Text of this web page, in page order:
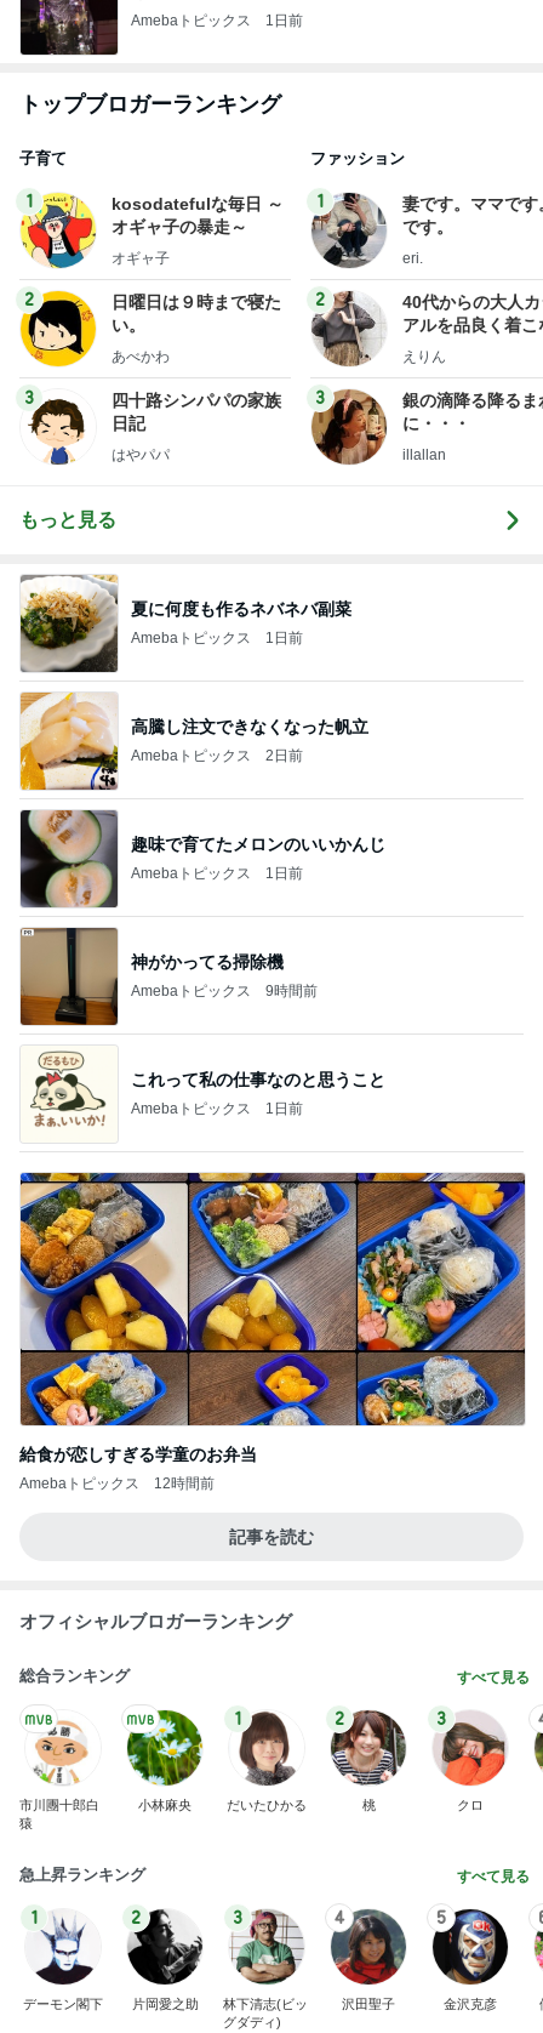
Amebaトピックス 1日前
トップブロガーランキング
子育て
1
kosodatefulな毎日 ～
オギャ子の暴走～
オギャ子
2
日曜日は９時まで寝た
い。
あべかわ
3
四十路シンパパの家族
日記
はやパパ
ファッション
1
妻です。ママです
です。
eri.
2
40代からの大人
アルを品良く着こ
ファッションブロ
えりん
3
銀の滴降る降るま
に・・・
illallan
もっと見る
夏に何度も作るネバネバ副菜
Amebaトピックス 1日前
高騰し注文できなくなった帆立
Amebaトピックス 2日前
趣味で育てたメロンのいいかんじ
Amebaトピックス 1日前
神がかってる掃除機
Amebaトピックス 9時間前
これって私の仕事なのと思うこと
Amebaトピックス 1日前
給食が恋しすぎる学童のお弁当
Amebaトピックス 12時間前
記事を読む
オフィシャルブロガーランキング
総合ランキング すべて見る
市川團十郎白
猿
小林麻央
1
だいたひかる
2
桃
3
クロ
急上昇ランキング すべて見る
1
デーモン閣下
2
片岡愛之助
3
林下清志(ビッ
グダディ)
4
沢田聖子
5
金沢克彦